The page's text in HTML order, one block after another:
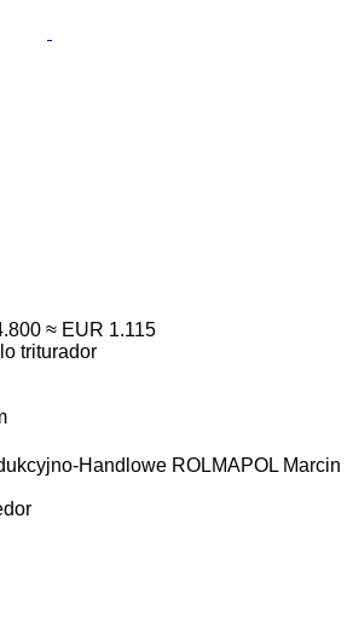
≈ EUR 1.115
triturador
Handlowe ROLMAPOL Marcin